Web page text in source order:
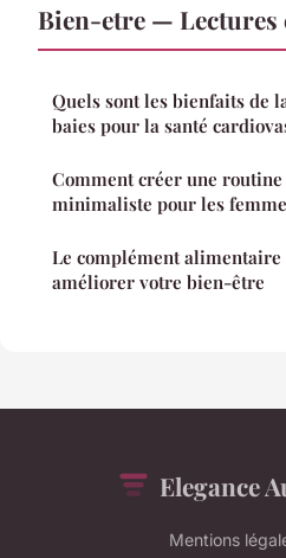
Bien-etre — Lectures
Quels sont les bienfaits de
baies pour la santé
Comment créer une routine
minimaliste pour les
Le complément
améliorer votre bien-être
Elegance
Mentions